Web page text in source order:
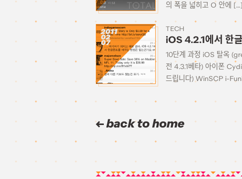
의 폭을 넓히고 O 안에 […]
2011
02
07
TECH
iOS 4.2.1에서 한
10단계 과정 iOS 탈옥
전 4.3.1베타) 아이폰
드립니다) WinSCP i-
back to home